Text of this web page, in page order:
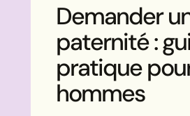
Demander
paternité :
pratique
hommes